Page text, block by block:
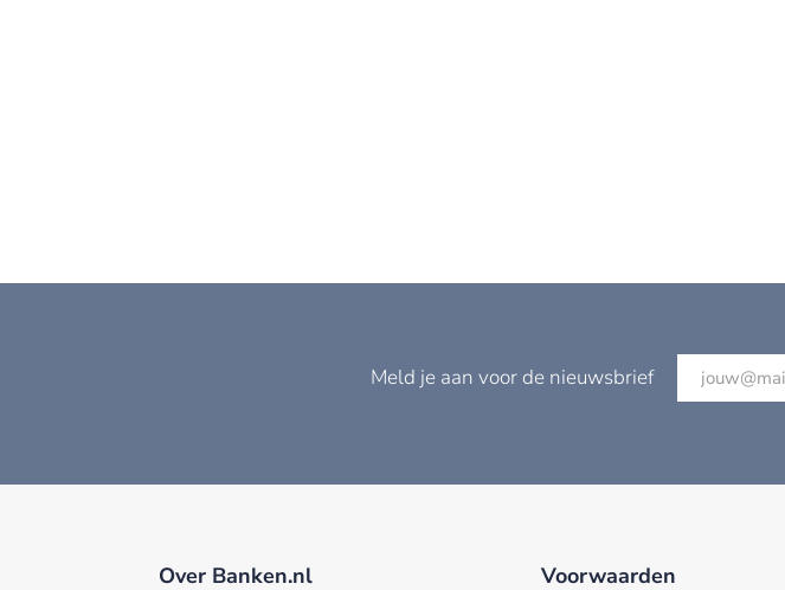
Meld je aan voor de nieuwsbrief
Over Banken.nl Voorwaarden